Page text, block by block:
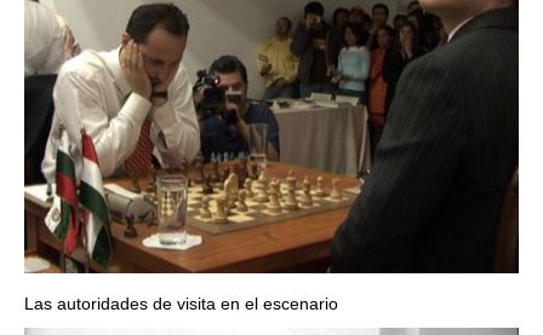
Las autoridades de visita en el escenario